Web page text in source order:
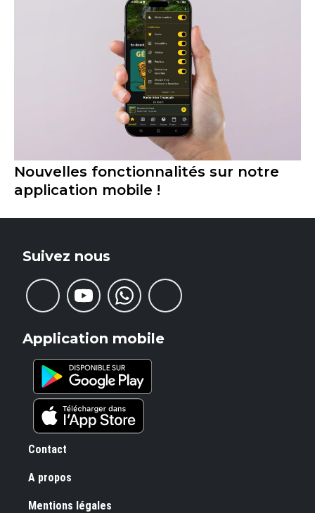
Nouvelles fonctionnalités sur notre
application mobile !
Suivez nous
Application mobile
Pied de page
Contact
A propos
Mentions légales